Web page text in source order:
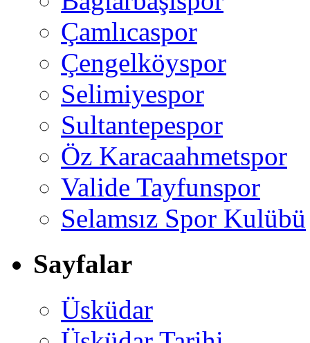
Çamlıcaspor
Çengelköyspor
Selimiyespor
Sultantepespor
Öz Karacaahmetspor
Valide Tayfunspor
Selamsız Spor Kulübü
Sayfalar
Üsküdar